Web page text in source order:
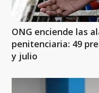
ONG enciende las
penitenciaria: 49
y julio